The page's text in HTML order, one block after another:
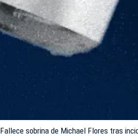
Fallece sobrina de Michael Flores tras